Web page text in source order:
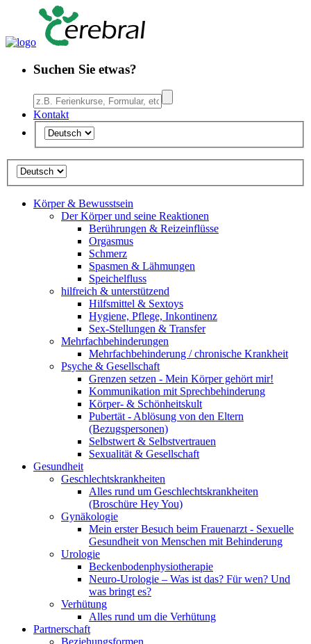
Suchen Sie etwas?
Kontakt
Körper & Bewusstsein
Der Körper und seine Reaktionen
Berührungen & Reizeinflüsse
Orgasmus
Schmerz
Spasmen & Lähmungen
Speichelfluss
hilfreich & unterstützend
Hilfsmittel & Sextoys
Hygiene, Pflege, Inkontinenz
Sex-Stellungen & Transfer
Mehrfachbehinderungen
Mehrfachbehinderung / chronische Krankheit
Psyche & Gesellschaft
Grenzen setzen - Mein Körper gehört mir!
Kommunikation mit Sprechbehinderung
Körper- & Schönheitskult
Pubertät - Ablösung von den Eltern
(Bezugspersonen)
Selbstwert & Selbstvertrauen
Sexualität & Gesellschaft
Gesundheit
Geschlechtskrankheiten
Alles rund um Geschlechtskrankheiten
(Broschüre Hey You)
Gynäkologie
Mein erster Besuch beim Frauenarzt - Sexuelle
Gesundheit von Menschen mit Behinderung
Urologie
Beckenbodenphysiotherapie
Neuro-Urologie – Was ist das? Für wen? Und
was bringt es?
Verhütung
Alles rund um die Verhütung
Partnerschaft
Beziehungsformen